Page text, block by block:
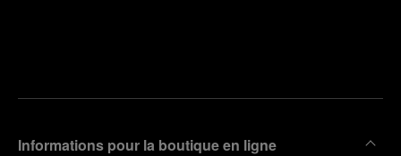
Informations pour la boutique en ligne